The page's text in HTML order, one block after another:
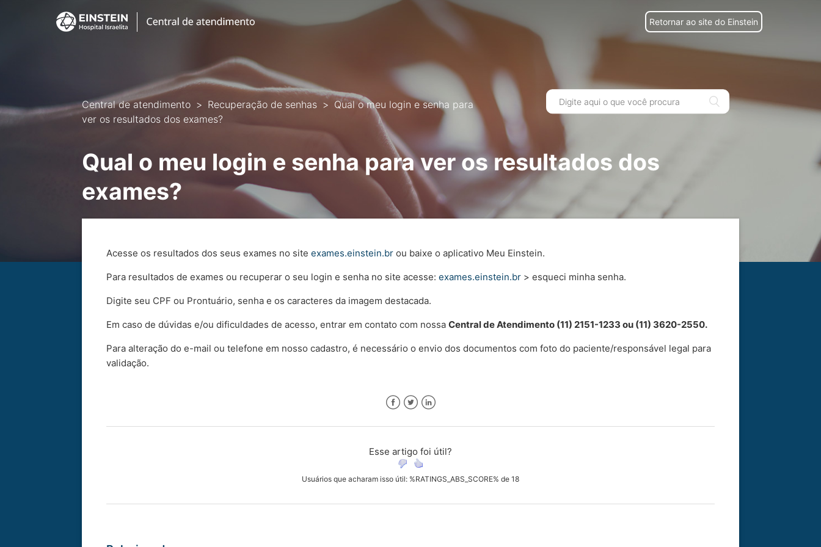
Retornar ao site do Einstein
Central de atendimento Recuperação de senhas
Qual o meu login e senha para
ver os resultados dos exames?
Qual o meu login e senha para ver os resultados dos
exames?
Acesse os resultados dos seus exames no siteexames.einstein.br ou baixe o aplicativo Meu Einstein.
Para resultados de exames ou recuperar o seu login e senha no site acesse:exames.einstein.br > esqueci minha senha.
Digite seu CPF ou Prontuário, senha e os caracteres da imagem destacada.
Em caso de dúvidas e/ou dificuldades de acesso, entrar em contato com nossaCentral de Atendimento (11) 2151-1233 ou (11) 3620-2550.
Para alteração do e-mail ou telefone em nosso cadastro, é necessário o envio dos documentos com foto do paciente/responsável legal para
validação.
Esse artigo foi útil?
Usuários que acharam isso útil: %RATINGS_ABS_SCORE% de 18